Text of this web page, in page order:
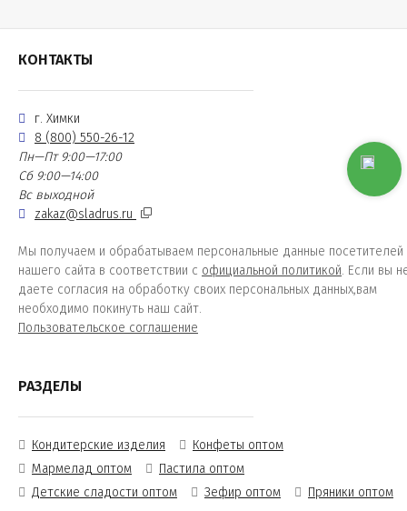
КОНТАКТЫ
г. Химки
8 (800) 550-26-12
Пн—Пт 9:00—17:00
Сб 9:00—14:00
Вс выходной
zakaz@sladrus.ru
Мы получаем и обрабатываем персональные данные посетителей
нашего сайта в соответствии с официальной политикой. Если вы
даете согласия на обработку своих персональных данных,вам
необходимо покинуть наш сайт.
Пользовательское соглашение
РАЗДЕЛЫ
Кондитерские изделия
Конфеты оптом
Мармелад оптом
Пастила оптом
Детские сладости оптом
Зефир оптом Пряники оптом